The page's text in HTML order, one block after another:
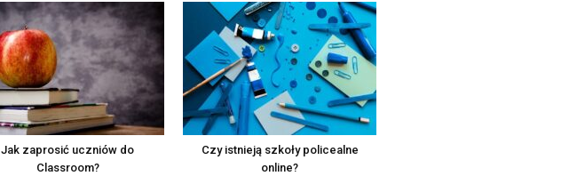
Jak zaprosić uczniów do
Classroom?
Czy istnieją szkoły policealne
online?